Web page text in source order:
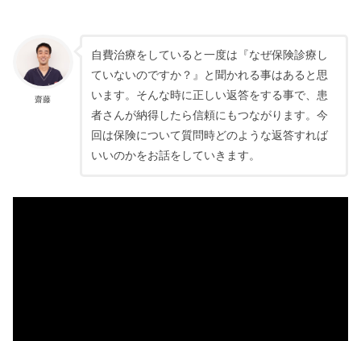
齋藤
自費治療をしていると一度は『なぜ保険診療し
ていないのですか？』と聞かれる事はあると思
います。そんな時に正しい返答をする事で、患
者さんが納得したら信頼にもつながります。今
回は保険について質問時どのような返答すれば
いいのかをお話をしていきます。